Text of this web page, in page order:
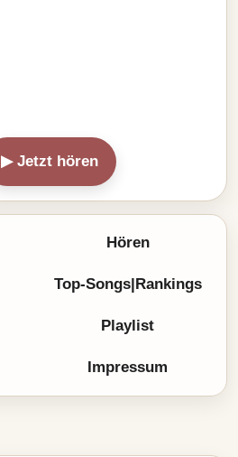
▶ Jetzt hören
Hören
Top-Songs|Rankings
Playlist
Impressum